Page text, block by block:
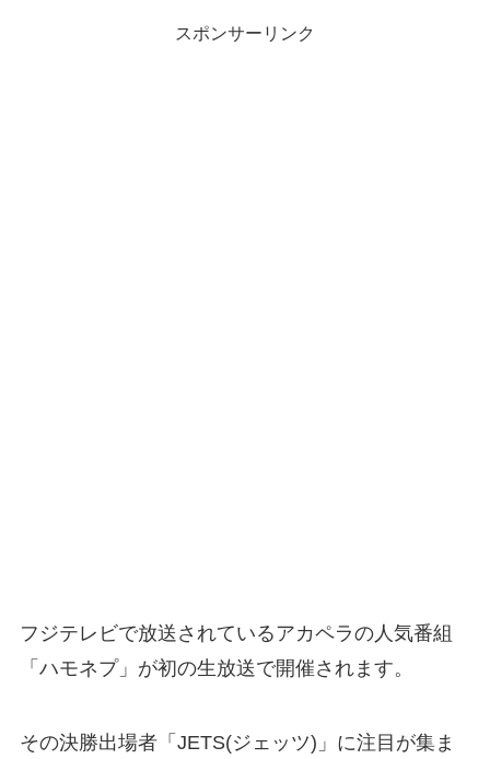
スポンサーリンク
フジテレビで放送されているアカペラの人気番組
「ハモネプ」が初の生放送で開催されます。
その決勝出場者「JETS(ジェッツ)」に注目が集ま